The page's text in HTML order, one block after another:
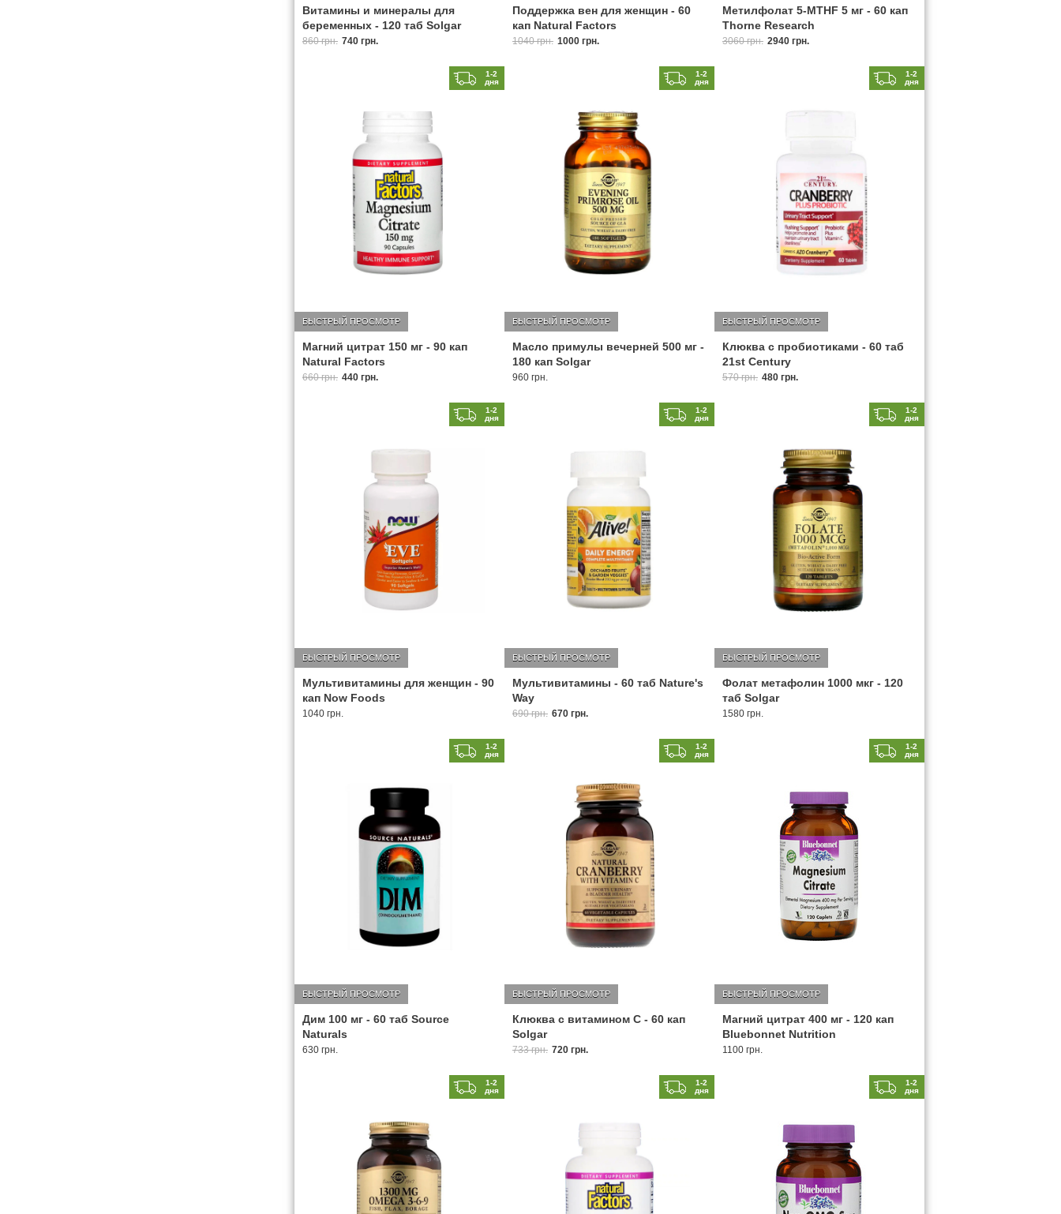
Витамины и минералы для
беременных - 120 таб Solgar
860 грн. 740 грн.
Поддержка вен для женщин - 60
кап Natural Factors
1040 грн. 1000 грн.
Метилфолат 5-MTHF 5 мг - 60 кап
Thorne Research
3060 грн. 2940 грн.
1-2
дня
Магний цитрат 150 мг - 90 кап
Natural Factors
БЫСТРЫЙ ПРОСМОТР
660 грн. 440 грн.
1-2
дня
Масло примулы вечерней 500 мг -
180 кап Solgar
БЫСТРЫЙ ПРОСМОТР
960 грн.
1-2
дня
Клюква с пробиотиками - 60 таб
21st Century
БЫСТРЫЙ ПРОСМОТР
570 грн. 480 грн.
1-2
дня
Мультивитамины для женщин - 90
кап Now Foods
БЫСТРЫЙ ПРОСМОТР
1040 грн.
1-2
дня
Мультивитамины - 60 таб Nature's
Way
БЫСТРЫЙ ПРОСМОТР
690 грн. 670 грн.
1-2
дня
Фолат метафолин 1000 мкг - 120
таб Solgar
БЫСТРЫЙ ПРОСМОТР
1580 грн.
1-2
дня
Дим 100 мг - 60 таб Source
Naturals
БЫСТРЫЙ ПРОСМОТР
630 грн.
1-2
дня
Клюква с витамином С - 60 кап
Solgar
БЫСТРЫЙ ПРОСМОТР
733 грн. 720 грн.
1-2
дня
Магний цитрат 400 мг - 120 кап
Bluebonnet Nutrition
БЫСТРЫЙ ПРОСМОТР
1100 грн.
1-2
дня
1-2
дня
1-2
дня